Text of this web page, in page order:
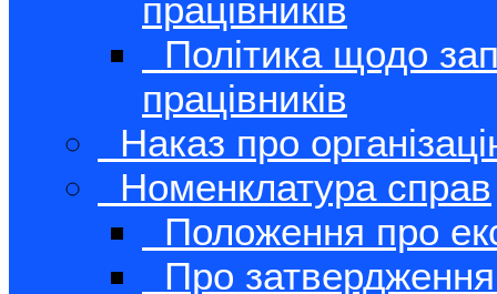
працівників
Політика щодо
працівників
Наказ про
Номенклатура справ
Положення про
Про